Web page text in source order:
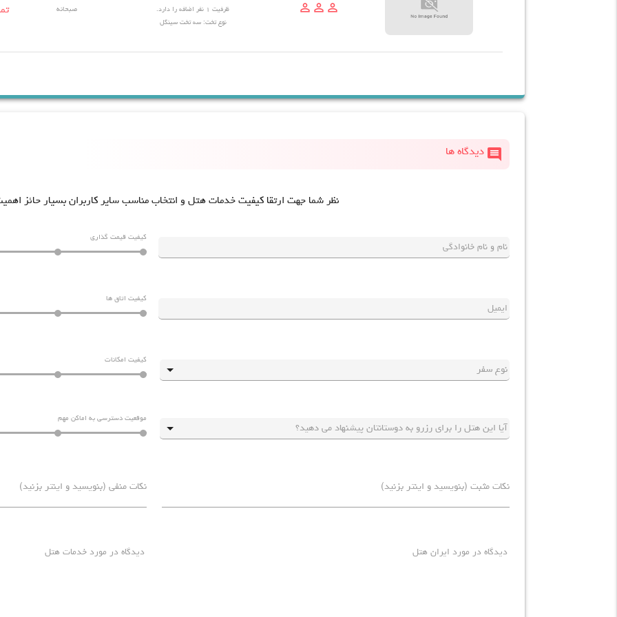
person_outline
person_outline
person_outline
ظرفیت 1 نفر اضافه را دارد.
نوع تخت: سه تخت سینگل
صبحانه
comment دیدگاه ها
نظر شما جهت ارتقا کیفیت خدمات هتل و انتخاب مناسب سایر کاربران بسیار حائز
نام و نام خانوادگی
کیفیت قیمت گذاری
ایمیل
کیفیت اتاق ها
نوع سفر
کیفیت امکانات
پیشنهاد شما
موقعیت دسترسی به اماکن مهم
دیدگاه در مورد ایران هتل دیدگاه در مورد خدمات هتل